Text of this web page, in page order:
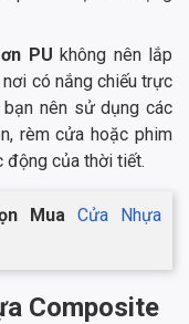
PU không nên lắp
có nắng chiếu trực
nên sử dụng các
rèm cửa hoặc phim
động của thời tiết.
Mua Cửa Nhựa
Composite